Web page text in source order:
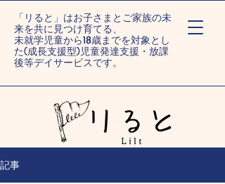
「リると」はお子さまとご家族の未
来を共に見つけ育てる、
未就学児童から18歳までを対象とし
た(成長支援型)児童発達支援・放課
後等デイサービスです。
記事